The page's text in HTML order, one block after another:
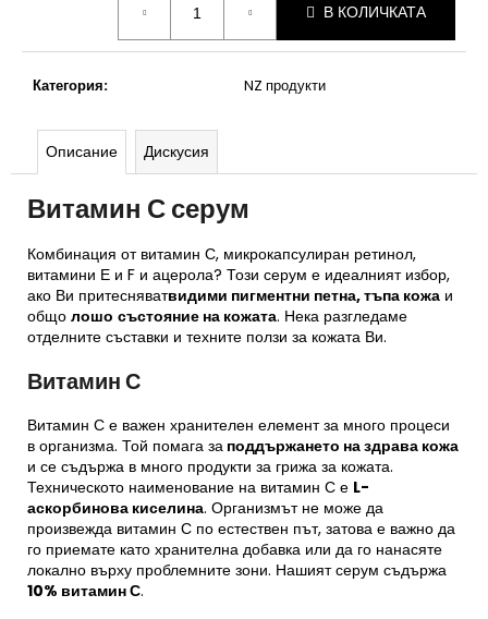
В КОЛИЧКАТА
Категория: NZ продукти
Описание Дискусия
Витамин С серум
Комбинация от витамин С, микрокапсулиран ретинол,
витамини Е и F и ацерола? Този серум е идеалният избор,
ако Ви притесняватвидими пигментни петна, тъпа кожа и
общо лошо състояние на кожата. Нека разгледаме
отделните съставки и техните ползи за кожата Ви.
Витамин С
Витамин С е важен хранителен елемент за много процеси
в организма. Той помага за поддържането на здрава кожа
и се съдържа в много продукти за грижа за кожата.
Техническото наименование на витамин С е L-
аскорбинова киселина. Организмът не може да
произвежда витамин С по естествен път, затова е важно да
го приемате като хранителна добавка или да го нанасяте
локално върху проблемните зони. Нашият серум съдържа
10% витамин С.